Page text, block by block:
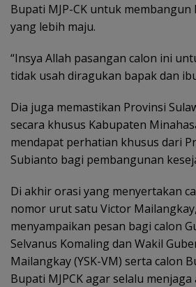
Bupati MJP-CK untuk
yang lebih maju.
“Insya Allah pasangan calon ini
tidak usah diragukan bapak dan
Dia juga memastikan Provinsi
secara khusus Kabupaten
mendapat perhatian khusus dari
Subianto bagi pembangunan
Di akhir orasi yang menyertakan
nomor urut satu Victor
menyampaikan pesan bagi calon
Selvanus Komaling dan Wakil
Mailangkay (YSK-VM) serta calon
Bupati MJPCK agar selalu